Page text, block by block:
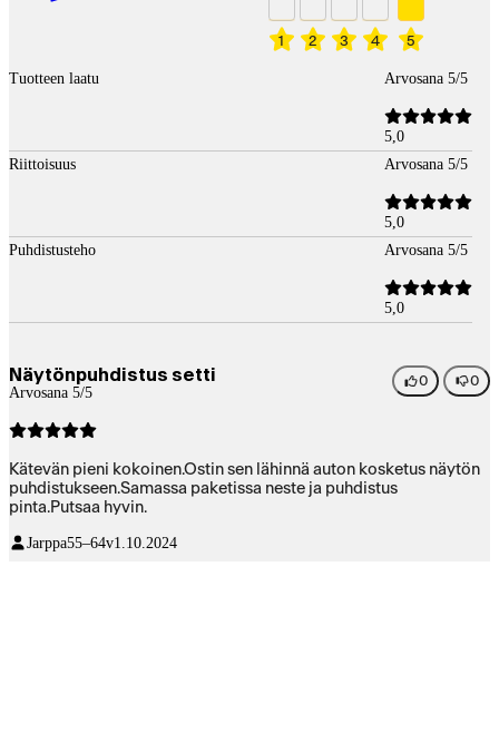
1 2 3 4 5
Tuotteen laatu Arvosana 5/5
5,0
Riittoisuus
Arvosana 5/5
5,0
Puhdistusteho
Arvosana 5/5
5,0
Näytönpuhdistus setti
Arvosana 5/5
0 0
Kätevän pieni kokoinen.Ostin sen lähinnä auton kosketus näytön
puhdistukseen.Samassa paketissa neste ja puhdistus
pinta.Putsaa hyvin.
Jarppa55–64v1.10.2024